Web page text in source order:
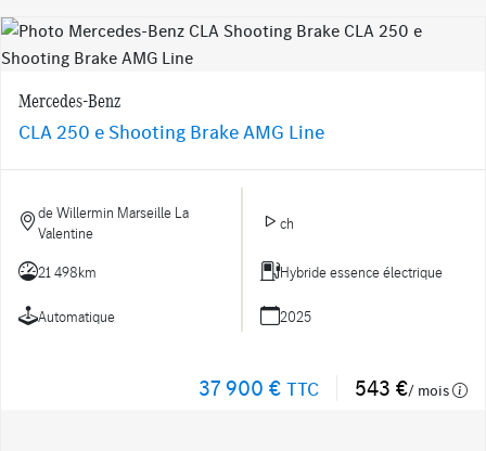
Mercedes-Benz
CLA 250 e Shooting Brake AMG Line
de Willermin Marseille La
Valentine
ch
21 498km Hybride essence électrique
Automatique 2025
37 900 € TTC 543 €/ mois